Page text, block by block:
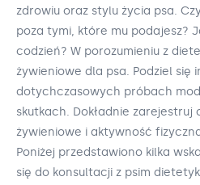
zdrowiu oraz stylu życia psa.
poza tymi, które mu podajesz?
codzień? W porozumieniu z
żywieniowe dla psa. Podziel się
dotychczasowych próbach
skutkach. Dokładnie zarejestruj
żywieniowe i aktywność
Poniżej przedstawiono kilka
się do konsultacji z psim